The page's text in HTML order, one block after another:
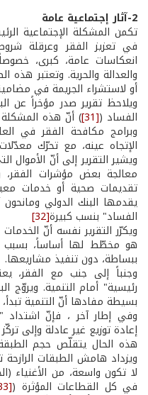
2­-آثار إجتماعية عامة
تكمن المشكلة الإجتماعية
في تعزيز الفقر وعرقلة
انعكاسات عامة، كبرى،
والعدالة والحرية. وتعتبر هذه
أو لاستشراء الجريمة في
ويلاحظ تقرير صدر مؤخراً عن
الفساد ([31] ) أنّ هذه المشكلة
وبرامج مكافحة الفقر في
الإتجاه عينه، مع تحرّك
ويشير التقرير إلى أنّ
معالجة بعض مؤشرات الفقر،
تقديمات صحية أو خدمات
يقدمها البنك الدولي
الفساد" بنسب كبيرة[32]
ويكرّر التقرير نفسه أنّ
هو مخطّط لها أساساً، بسبب
ببساطة، دون تنفيذ مشاريعها.
وجنباً إلى جنب مع الفقر،
رئيسية" أمام التنمية. ويروّج
بسيطة مفادها أنّ التنمية
وفي إطار آخر ، فإنّ اشتداد
إعادة توزيع غير عادلة وإلى
هذه الحال يتقلّص حجم
ويزداد هامش الطبقات
لا تكون واسعة، من الأغنياء
في كل القطاعات المؤثرة ([33]